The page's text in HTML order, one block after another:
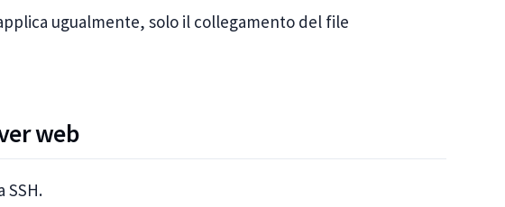
ugualmente, solo il collegamento del file
web
SSH.